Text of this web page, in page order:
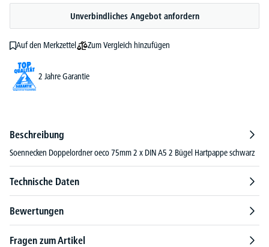
Unverbindliches Angebot anfordern
Auf den Merkzettel Zum Vergleich hinzufügen
2 Jahre Garantie
Beschreibung
Soennecken Doppelordner oeco 75mm 2 x DIN A5 2 Bügel Hartpappe schwarz
Technische Daten
Bewertungen
Fragen zum Artikel